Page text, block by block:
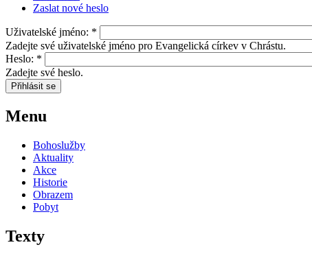
Zaslat nové heslo
Uživatelské jméno: *
Zadejte své uživatelské jméno pro Evangelická církev v Chrástu.
Heslo: *
Zadejte své heslo.
Menu
Bohoslužby
Aktuality
Akce
Historie
Obrazem
Pobyt
Texty